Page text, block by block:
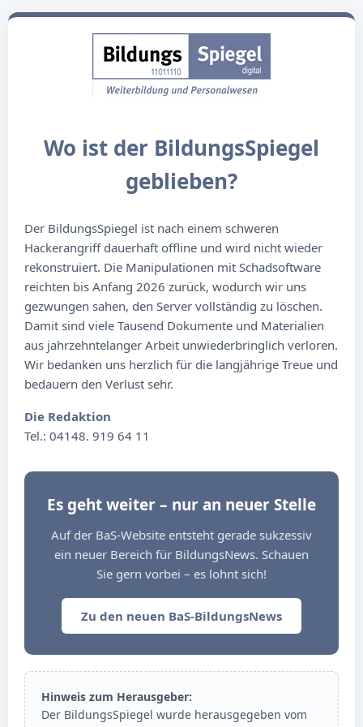
Wo ist der BildungsSpiegel
geblieben?
Der BildungsSpiegel ist nach einem schweren
Hackerangriff dauerhaft offline und wird nicht wieder
rekonstruiert. Die Manipulationen mit Schadsoftware
reichten bis Anfang 2026 zurück, wodurch wir uns
gezwungen sahen, den Server vollständig zu löschen.
Damit sind viele Tausend Dokumente und Materialien
aus jahrzehntelanger Arbeit unwiederbringlich verloren.
Wir bedanken uns herzlich für die langjährige Treue und
bedauern den Verlust sehr.
Die Redaktion
Tel.: 04148. 919 64 11
Es geht weiter – nur an neuer Stelle
Auf der BaS-Website entsteht gerade sukzessiv
ein neuer Bereich für BildungsNews. Schauen
Sie gern vorbei – es lohnt sich!
Zu den neuen BaS-BildungsNews
Hinweis zum Herausgeber:
Der BildungsSpiegel wurde herausgegeben vom